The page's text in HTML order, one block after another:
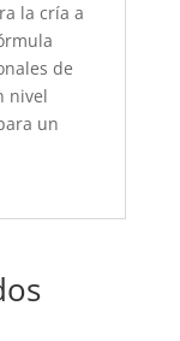
la cría a
de
nivel
un